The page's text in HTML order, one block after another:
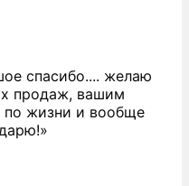
спасибо.... желаю
продаж, вашим
по жизни и вообще